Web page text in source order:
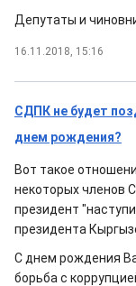
Депутаты и
16.11.2018, 15:16
СДПК не будет
днем рождения?
Вот такое
некоторых членов
президент
президента
С днем рождения
борьба с